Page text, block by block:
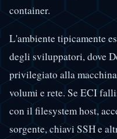
container.
L'ambiente tipicamente
degli sviluppatori, dove
privilegiato alla
volumi e rete. Se ECI
con il filesystem host,
sorgente, chiavi SSH e